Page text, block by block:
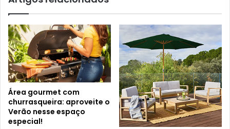
Área gourmet com
churrasqueira: aproveite o
Verão nesse espaço
especial!